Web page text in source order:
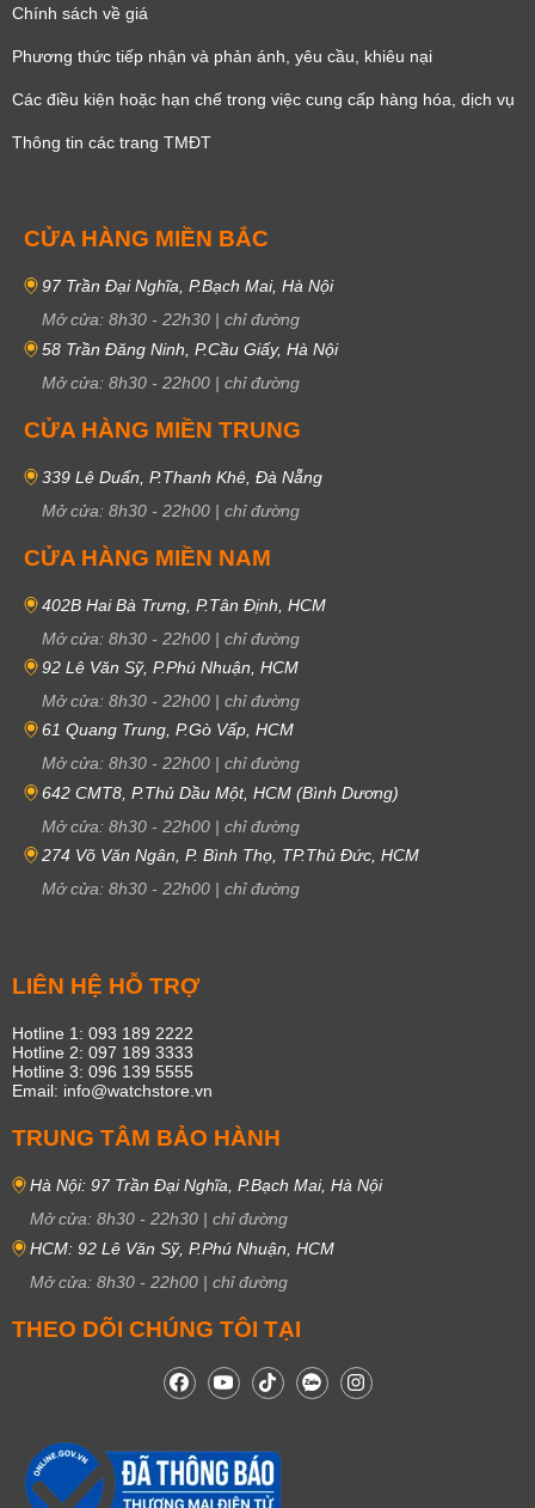
Chính sách về giá
Phương thức tiếp nhận và phản ánh, yêu cầu, khiêu nại
Các điều kiện hoặc hạn chế trong việc cung cấp hàng hóa, dịch vụ
Thông tin các trang TMĐT
CỬA HÀNG MIỀN BẮC
97 Trần Đại Nghĩa, P.Bạch Mai, Hà Nội
Mở cửa: 8h30 - 22h30 | chỉ đường
58 Trần Đăng Ninh, P.Cầu Giấy, Hà Nội
Mở cửa: 8h30 - 22h00 | chỉ đường
CỬA HÀNG MIỀN TRUNG
339 Lê Duẩn, P.Thanh Khê, Đà Nẵng
Mở cửa: 8h30 - 22h00 | chỉ đường
CỬA HÀNG MIỀN NAM
402B Hai Bà Trưng, P.Tân Định, HCM
Mở cửa: 8h30 - 22h00 | chỉ đường
92 Lê Văn Sỹ, P.Phú Nhuận, HCM
Mở cửa: 8h30 - 22h00 | chỉ đường
61 Quang Trung, P.Gò Vấp, HCM
Mở cửa: 8h30 - 22h00 | chỉ đường
642 CMT8, P.Thủ Dầu Một, HCM (Bình Dương)
Mở cửa: 8h30 - 22h00 | chỉ đường
274 Võ Văn Ngân, P. Bình Thọ, TP.Thủ Đức, HCM
Mở cửa: 8h30 - 22h00 | chỉ đường
LIÊN HỆ HỖ TRỢ
Hotline 1: 093 189 2222
Hotline 2: 097 189 3333
Hotline 3: 096 139 5555
Email: info@watchstore.vn
TRUNG TÂM BẢO HÀNH
Hà Nội: 97 Trần Đại Nghĩa, P.Bạch Mai, Hà Nội
Mở cửa: 8h30 - 22h30 | chỉ đường
HCM: 92 Lê Văn Sỹ, P.Phú Nhuận, HCM
Mở cửa: 8h30 - 22h00 | chỉ đường
THEO DÕI CHÚNG TÔI TẠI